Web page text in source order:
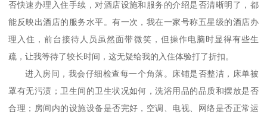
否快速办理入住手续，对酒店设施和服务的介绍是否清晰明了，都
能反映出酒店的服务水平。有一次，我在一家号称五星级的酒店办
理入住，前台接待人员虽然面带微笑，但操作电脑时显得有些生
疏，让我等待了较长时间，这无疑给我的入住体验打了折扣。
进入房间，我会仔细检查每一个角落。床铺是否整洁，床单被
罩有无污渍；卫生间的卫生状况如何，洗浴用品的品质和摆放是否
合理；房间内的设施设备是否完好，空调、电视、网络是否正常运